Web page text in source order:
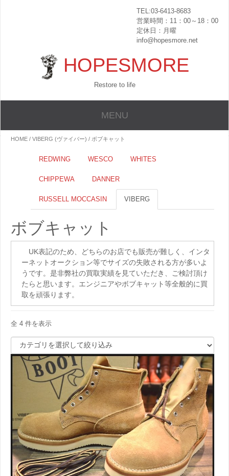
TEL:03-6413-8683
営業時間：11：00～18：00
定休日：月曜
info@hopesmore.net
HOPESMORE
Restore to life
MENU
HOME / VIBERG (ヴァイバー) / ボブキャット
REDWING WESCO WHITES
CHIPPEWA DANNER
RUSSELL MOCCASIN VIBERG
ボブキャット
UK表記のため、どちらのお店でも販売が難しく、インタ
ーネットオークション等でサイズの失敗される方が多いよ
うです。是非弊社の買取実績を見ていただき、ご検討頂け
たらと思います。エンジニアやボブキャット等全般的に買
取を頑張ります。
全 4 件を表示